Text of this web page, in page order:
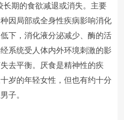
长期的食欲减退或消失。主要
因局部或全身性疾病影响消化
下，消化液分泌减少、酶的活
系统受人体内外环境刺激的影
去平衡。厌食是精神性的疾
岁的年轻女性，但也有约十分
子。